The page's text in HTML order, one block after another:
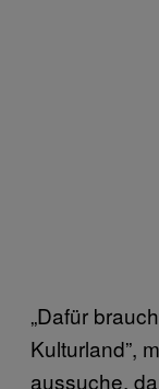
„Dafür
Kulturland”,
aussuche,